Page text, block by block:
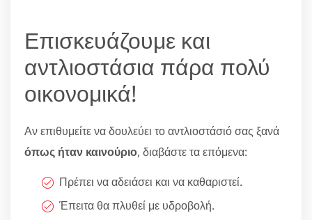
Επισκευάζουμε και
αντλιοστάσια πάρα πολύ
οικονομικά!
Αν επιθυμείτε να δουλεύει το αντλιοστάσιό σας ξανά
όπως ήταν καινούριο, διαβάστε τα επόμενα:
Πρέπει να αδειάσει και να καθαριστεί.
Έπειτα θα πλυθεί με υδροβολή.